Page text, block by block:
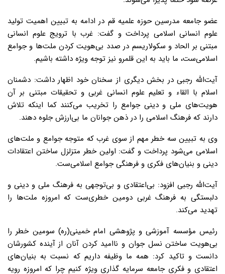
عضو جامعه مدرسین حوزه علمیه قم در ادامه به تبیین اهمیت تولید
علوم انسانی اسلامی پرداخت و گفت: غرب با ترویج علوم انسانی
مبتنی بر الحاد و سکولاریسم در صدد بی‌هویت کردن ملت‌ها و جوامع
اسلامی‌ست، ما باید به این قلمرو نیز توجه ویژه داشته باشیم.
آیت‌الله رجبی در بخش دیگری از سخنان خود اظهار داشت: دشمنان
اسلام با القاء و تعلیم علوم انسانی غربی و تحقیقات مبتنی بر آن
هویت‌های ملی و دینی جوامع را تخریب می‌کنند کما اینکه تلاش
دارند که فرهنگ اسلامی را در ذهن جوانان ما بی‌ارزش جلوه دهند.
وی به تبیین سه خطر مهم از سوی غرب که متوجه جوامع و ملت‌های
اسلامی می‌شود پرداخت و گفت: اولین خطر متزلزل ساختن اعتقادات
دینی و بنیان‌های فکری و فرهنگی جوامع اسلامی‌ست.
آیت‌الله رجبی افزود: بی‌اعتقادی و بی‌توجهی به فرهنگ ملی و دینی و
دلبستگی به فرهنگ غربی دومین خطری‌ست که امروزه ملت‌ها را
تهدید می‌کند.
رئیس مؤسسه آموزشی و پژوهشی امام خمینی(ره) سومین خطر را
بی‌هویت ساختن نسل جوان و ناامید کردن آنان از آینده کشورشان
دانست و تاکید کرد: همه ما وظیفه داریم که نسبت به بنیان‌های
اعتقادی و فکری جامعه سرمایه گذاری ویژه کنیم چرا که امروزه رویه